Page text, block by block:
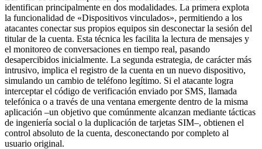
identifican principalmente en dos modalidades. La primera explota
la funcionalidad de «Dispositivos vinculados», permitiendo a los
atacantes conectar sus propios equipos sin desconectar la sesión del
titular de la cuenta. Esta técnica les facilita la lectura de mensajes y
el monitoreo de conversaciones en tiempo real, pasando
desapercibidos inicialmente. La segunda estrategia, de carácter más
intrusivo, implica el registro de la cuenta en un nuevo dispositivo,
simulando un cambio de teléfono legítimo. Si el atacante logra
interceptar el código de verificación enviado por SMS, llamada
telefónica o a través de una ventana emergente dentro de la misma
aplicación –un objetivo que comúnmente alcanzan mediante tácticas
de ingeniería social o la duplicación de tarjetas SIM–, obtienen el
control absoluto de la cuenta, desconectando por completo al
usuario original.